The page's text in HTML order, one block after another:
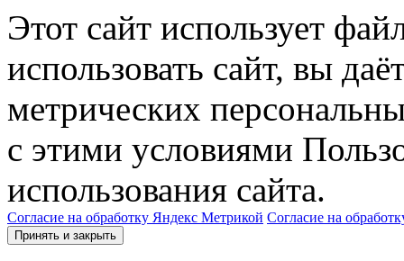
Этот сайт использует
использовать сайт, вы
метрических
с этими условиями
использования сайта.
Согласие на обработку Яндекс Метрикой Согласие на
Принять и закрыть